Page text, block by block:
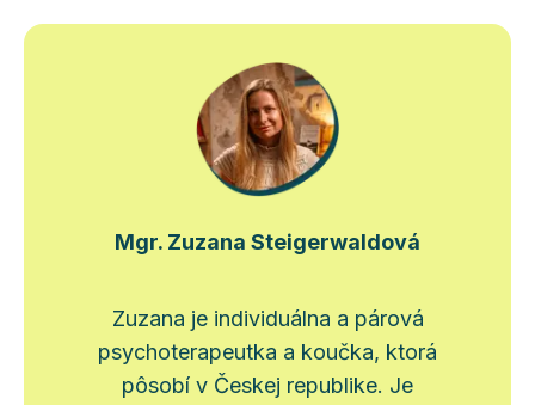
Mgr. Zuzana Steigerwaldová
Zuzana je individuálna a párová
psychoterapeutka a koučka, ktorá
pôsobí v Českej republike. Je